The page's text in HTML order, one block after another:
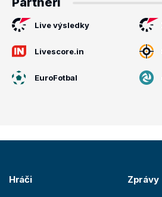
Live výsledky
Livescore.in
EuroFotbal
Hráči Zprávy